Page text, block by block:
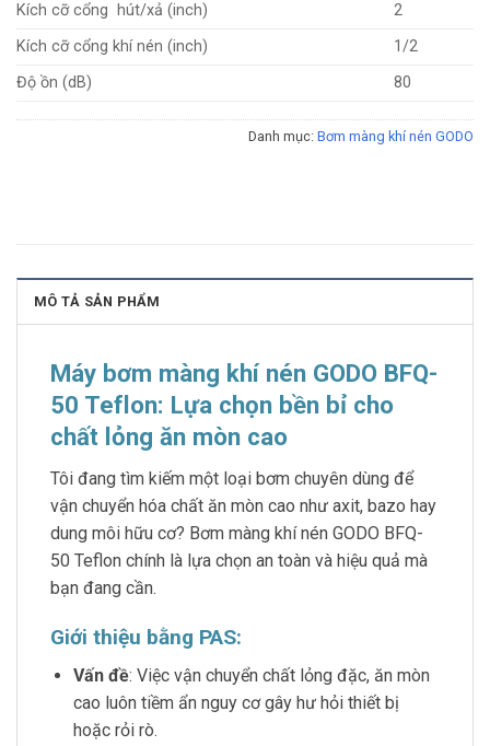
Kích cỡ cổng hút/xả (inch)
2
Kích cỡ cổng khí nén (inch)
1/2
Độ ồn (dB)
80
Danh mục: Bơm màng khí nén GODO
MÔ TẢ SẢN PHẨM
Máy bơm màng khí nén GODO BFQ-
50 Teflon: Lựa chọn bền bỉ cho
chất lỏng ăn mòn cao
Tôi đang tìm kiếm một loại bơm chuyên dùng để
vận chuyển hóa chất ăn mòn cao như axit, bazo hay
dung môi hữu cơ? Bơm màng khí nén GODO BFQ-
50 Teflon chính là lựa chọn an toàn và hiệu quả mà
bạn đang cần.
Giới thiệu bằng PAS:
Vấn đề: Việc vận chuyển chất lỏng đặc, ăn mòn
cao luôn tiềm ẩn nguy cơ gây hư hỏi thiết bị
hoặc rỏi rò.